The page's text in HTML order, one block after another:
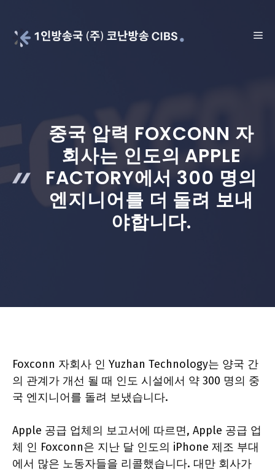
content
중국 압력 FOXCONN 자
회사는 인도의 APPLE
FACTORY에서 300 명의
엔지니어를 더 돌려 보내
야합니다.
Foxconn 자회사 인 Yuzhan Technology는 양국 간
의 관계가 개선 될 때 인도 시설에서 약 300 명의 중
국 엔지니어를 돌려 보냈습니다.
Apple 공급 업체의 보고서에 따르면, Apple 공급 업
체 인 Foxconn은 지난 달 인도의 iPhone 제조 부대
에서 많은 노동자들을 리콜했습니다. 대만 회사가